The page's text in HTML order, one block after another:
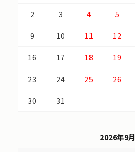
2 3 4 5
9 10 11 12
16 17 18 19
23 24 25 26
30 31
2026年9月